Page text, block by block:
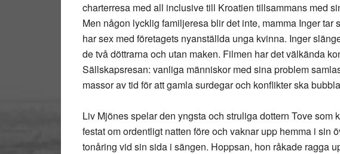
charterresa med all inclusive till Kroatien tillsammans med
Men någon lycklig familjeresa blir det inte, mamma Inger tar
har sex med företagets nyanställda unga kvinna. Inger
de två döttrarna och utan maken. Filmen har det välkända
Sällskapsresan: vanliga människor med sina problem
massor av tid för att gamla surdegar och konflikter ska
Liv Mjönes spelar den yngsta och struliga dottern Tove som
festat om ordentligt natten före och vaknar upp hemma i sin
tonåring vid sin sida i sängen. Hoppsan, hon råkade ragga